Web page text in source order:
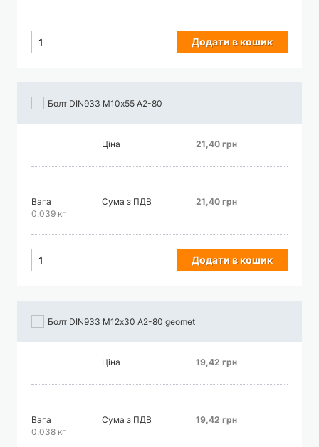
Додати в кошик
Болт DIN933 М10х55 А2-80
Ціна 21,40 грн
Вага
0.039 кг
Сума з ПДВ 21,40 грн
Додати в кошик
Болт DIN933 М12х30 А2-80 geomet
Ціна 19,42 грн
Вага
0.038 кг
Сума з ПДВ 19,42 грн